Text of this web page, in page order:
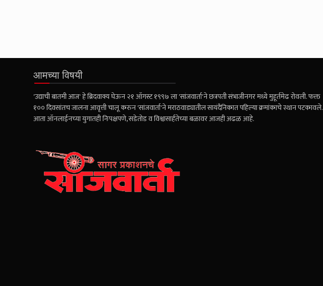
आमच्या विषयी
'उद्याची बातमी आज' हे ब्रिदवाक्य घेऊन २१ ऑगस्ट १९९७ ला 'सांजवार्ता'ने छत्रपती संभाजीनगर मध्ये मुहूर्तमेढ रोवली. फक्त
१०० दिवसांतच जालना आवृत्ती चालू करुन 'सांजवार्ता'ने मराठवाड्यातील सायंदैनिकात पहिल्या क्रमांकाचे स्थान पटकावले.
आता ऑनलाईनच्या युगातही निःपक्षपणे, सडेतोड व विश्वासार्हतेच्या बळावर आजही अढळ आहे.